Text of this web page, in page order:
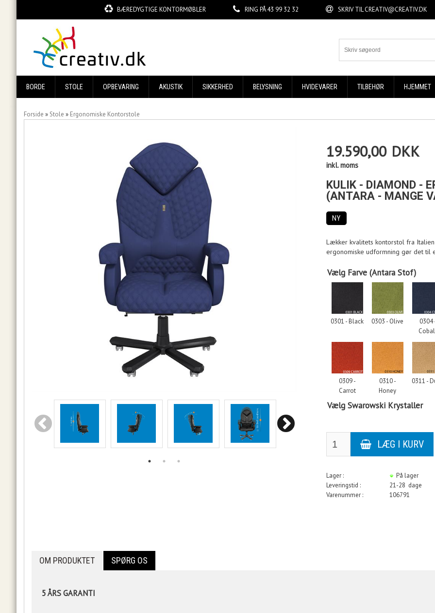
BÆREDYGTIGE KONTORMØBLER RING PÅ43 99 32 32 SKRIV TILCREATIV@CREATIV.DK
BORDE STOLE OPBEVARING AKUSTIK SIKKERHED BELYSNING HVIDEVARER TILBEHØR HJEMMET
Forside » Stole » Ergonomiske Kontorstole
19.590,00 DKK
inkl. moms
KULIK - DIAMOND -
(ANTARA - MANGE
NY
Lækker kvalitets kontorstol fra
ergonomiske udformning gør det til
Vælg Farve (Antara Stof)
0301 - Black 0303 - Olive
0304
0309 -
Carrot
0310 -
Honey
0311 -
Vælg Swarowski Krystaller
Lager :
På lager
Leveringstid :
21-28 dage
Varenummer :
106791
OM PRODUKTET SPØRG OS
5 ÅRS GARANTI